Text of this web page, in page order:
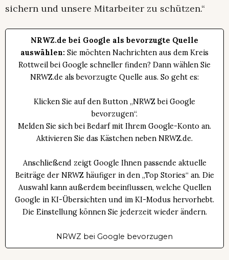
sichern und unsere Mitarbeiter zu schützen.“
NRWZ.de bei Google als bevorzugte Quelle
auswählen: Sie möchten Nachrichten aus dem Kreis
Rottweil bei Google schneller finden? Dann wählen Sie
NRWZ.de als bevorzugte Quelle aus. So geht es:
Klicken Sie auf den Button „NRWZ bei Google
bevorzugen“.
Melden Sie sich bei Bedarf mit Ihrem Google-Konto an.
Aktivieren Sie das Kästchen neben NRWZ.de.
Anschließend zeigt Google Ihnen passende aktuelle
Beiträge der NRWZ häufiger in den „Top Stories“ an. Die
Auswahl kann außerdem beeinflussen, welche Quellen
Google in KI-Übersichten und im KI-Modus hervorhebt.
Die Einstellung können Sie jederzeit wieder ändern.
NRWZ bei Google bevorzugen